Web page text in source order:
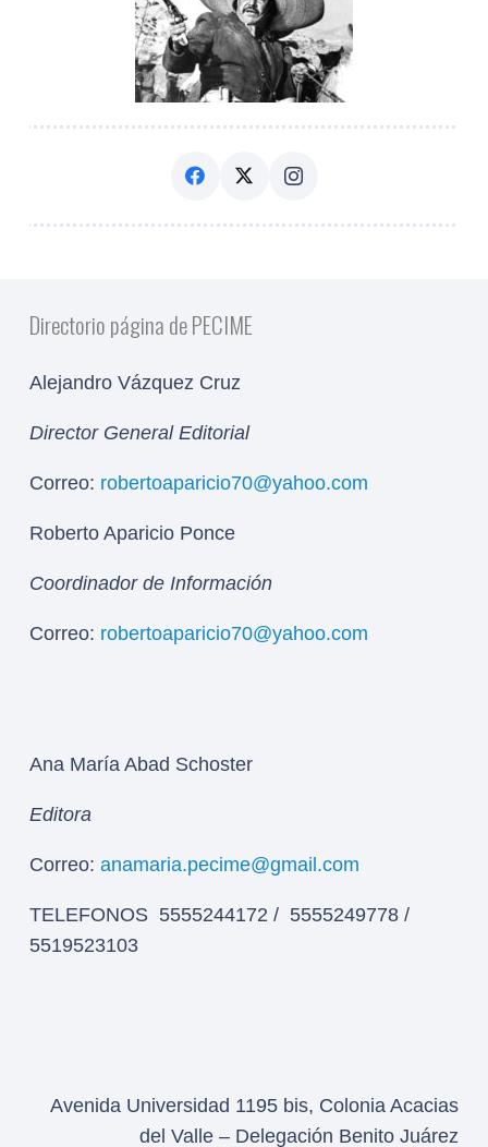
Directorio página de PECIME
Alejandro Vázquez Cruz
Director General Editorial
Correo: robertoaparicio70@yahoo.com
Roberto Aparicio Ponce
Coordinador de Información
Correo: robertoaparicio70@yahoo.com
Ana María Abad Schoster
Editora
Correo: anamaria.pecime@gmail.com
TELEFONOS 5555244172 / 5555249778 /
5519523103
Avenida Universidad 1195 bis, Colonia Acacias
del Valle – Delegación Benito Juárez